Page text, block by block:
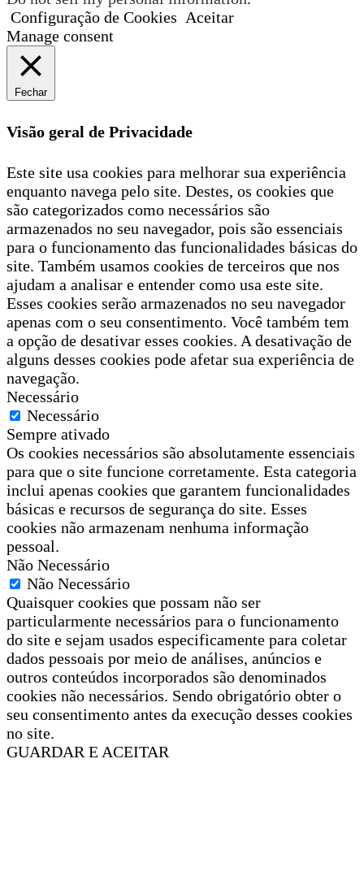
Configuração de Cookies Aceitar
Manage consent
Fechar
Visão geral de Privacidade
Este site usa cookies para melhorar sua experiência
enquanto navega pelo site. Destes, os cookies que
são categorizados como necessários são
armazenados no seu navegador, pois são essenciais
para o funcionamento das funcionalidades básicas do
site. Também usamos cookies de terceiros que nos
ajudam a analisar e entender como usa este site.
Esses cookies serão armazenados no seu navegador
apenas com o seu consentimento. Você também tem
a opção de desativar esses cookies. A desativação de
alguns desses cookies pode afetar sua experiência de
navegação.
Necessário
Necessário
Sempre ativado
Os cookies necessários são absolutamente essenciais
para que o site funcione corretamente. Esta categoria
inclui apenas cookies que garantem funcionalidades
básicas e recursos de segurança do site. Esses
cookies não armazenam nenhuma informação
pessoal.
Não Necessário
Não Necessário
Quaisquer cookies que possam não ser
particularmente necessários para o funcionamento
do site e sejam usados especificamente para coletar
dados pessoais por meio de análises, anúncios e
outros conteúdos incorporados são denominados
cookies não necessários. Sendo obrigatório obter o
seu consentimento antes da execução desses cookies
no site.
GUARDAR E ACEITAR